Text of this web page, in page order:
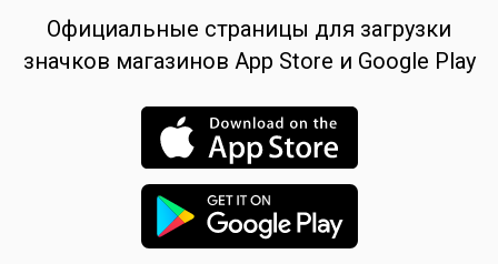
Официальные страницы для загрузки
значков магазинов App Store и Google Play